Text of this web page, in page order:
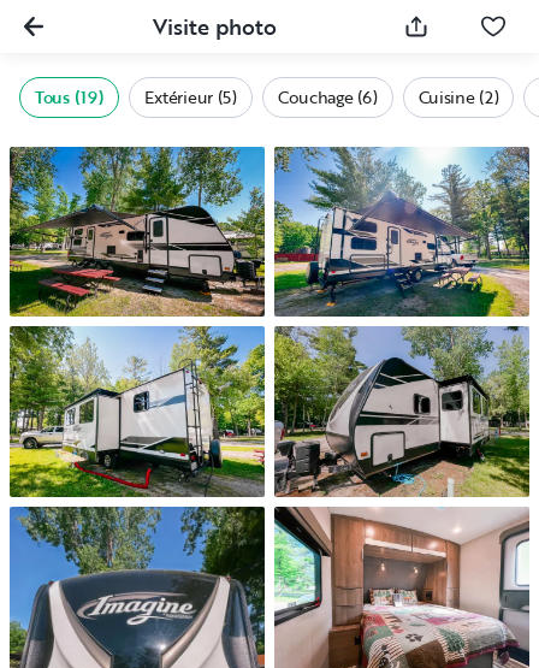
Visite photo
Tous (19) Extérieur (5) Couchage (6) Cuisine (2)